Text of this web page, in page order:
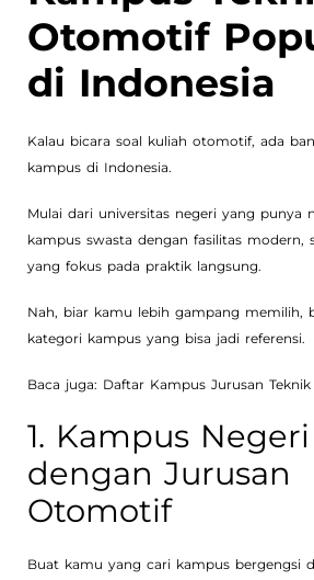
Otomotif
di Indonesia
Kalau bicara soal kuliah otomotif, ada
kampus di Indonesia.
Mulai dari universitas negeri yang punya
kampus swasta dengan fasilitas modern,
yang fokus pada praktik langsung.
Nah, biar kamu lebih gampang memilih,
kategori kampus yang bisa jadi referensi.
Baca juga: Daftar Kampus Jurusan
1. Kampus Negeri
dengan Jurusan
Otomotif
Buat kamu yang cari kampus bergengsi